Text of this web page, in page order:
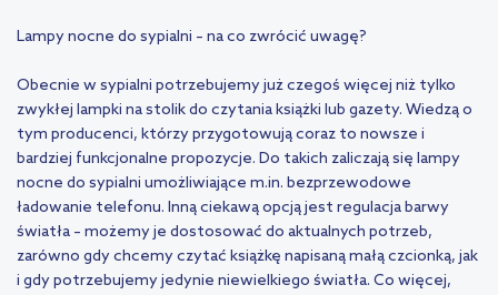
Lampy nocne do sypialni – na co zwrócić uwagę?
Obecnie w sypialni potrzebujemy już czegoś więcej niż tylko
zwykłej lampki na stolik do czytania książki lub gazety. Wiedzą o
tym producenci, którzy przygotowują coraz to nowsze i
bardziej funkcjonalne propozycje. Do takich zaliczają się lampy
nocne do sypialni umożliwiające m.in. bezprzewodowe
ładowanie telefonu. Inną ciekawą opcją jest regulacja barwy
światła – możemy je dostosować do aktualnych potrzeb,
zarówno gdy chcemy czytać książkę napisaną małą czcionką, jak
i gdy potrzebujemy jedynie niewielkiego światła. Co więcej,